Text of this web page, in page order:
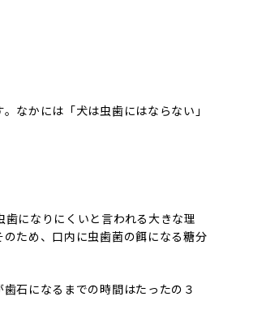
なかには「犬は虫歯にはならない」
になりにくいと言われる大きな理
ため、口内に虫歯菌の餌になる糖分
石になるまでの時間はたったの３